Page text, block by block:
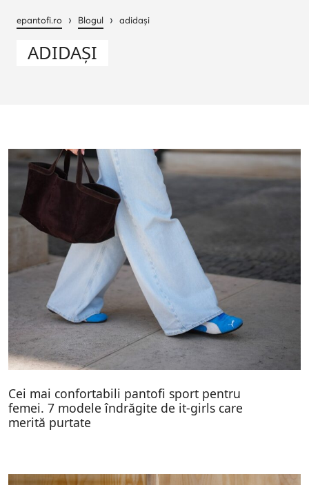
epantofi.ro › Blogul › adidași
ADIDAȘI
Cei mai confortabili pantofi sport pentru
femei. 7 modele îndrăgite de it-girls care
merită purtate